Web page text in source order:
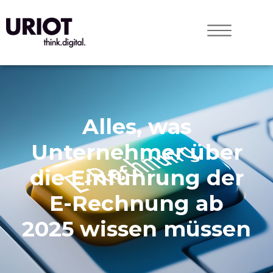
Alles, was
Unternehmer über
die Einführung der
E-Rechnung ab
2025 wissen müssen